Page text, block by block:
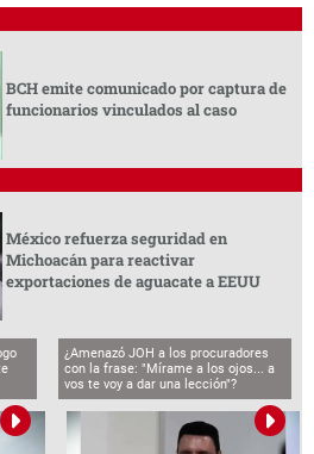
BCH emite comunicado por captura de
funcionarios vinculados al caso
México refuerza seguridad en
Michoacán para reactivar
exportaciones de aguacate a EEUU
¿Amenazó JOH a los procuradores
con la frase: "Mírame a los ojos... a
vos te voy a dar una lección"?